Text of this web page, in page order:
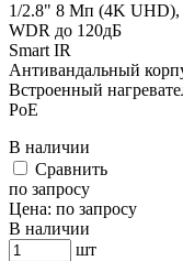
1/2.8" 8 Мп (4K UHD),
WDR до 120дБ
Smart IR
Антивандальный
Встроенный
PoE
В наличии
Cравнить
по запросу
Цена: по запросу
В наличии
шт